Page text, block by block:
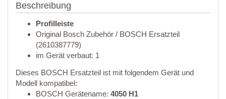
Beschreibung
Profilleiste
Original Bosch Zubehör / BOSCH Ersatzteil
(2610387779)
im Gerät verbaut: 1
Dieses BOSCH Ersatzteil ist mit folgendem Gerät und
Modell kompatibel:
BOSCH Gerätename: 4050 H1